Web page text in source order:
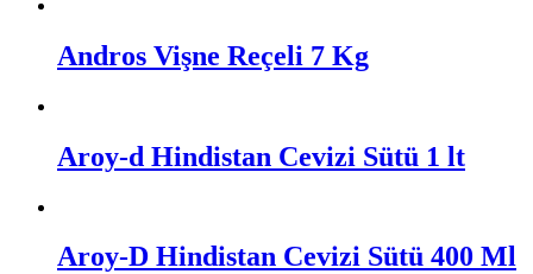
Andros Vişne Reçeli 7 Kg
Aroy-d Hindistan Cevizi Sütü 1 lt
Aroy-D Hindistan Cevizi Sütü 400 Ml